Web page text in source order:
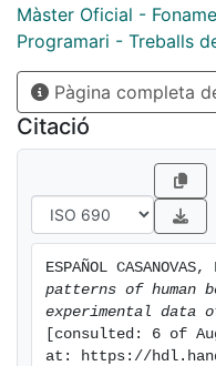
Màster Oficial -
Programari - Treballs
Pàgina completa
Citació
ESPAÑOL
patterns of human
experimental data
[consulted: 6 of
at: https://